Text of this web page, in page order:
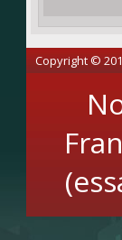
Copyright ©